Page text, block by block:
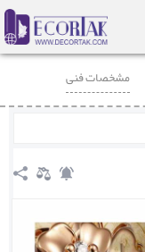
مشخصات فنی